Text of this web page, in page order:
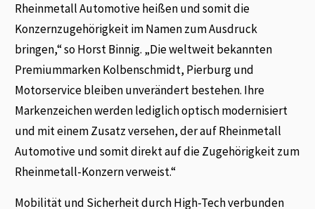
Rheinmetall Automotive heißen und somit die
Konzernzugehörigkeit im Namen zum Ausdruck
bringen,“ so Horst Binnig. „Die weltweit bekannten
Premiummarken Kolbenschmidt, Pierburg und
Motorservice bleiben unverändert bestehen. Ihre
Markenzeichen werden lediglich optisch modernisiert
und mit einem Zusatz versehen, der auf Rheinmetall
Automotive und somit direkt auf die Zugehörigkeit zum
Rheinmetall-Konzern verweist.“
Mobilität und Sicherheit durch High-Tech verbunden